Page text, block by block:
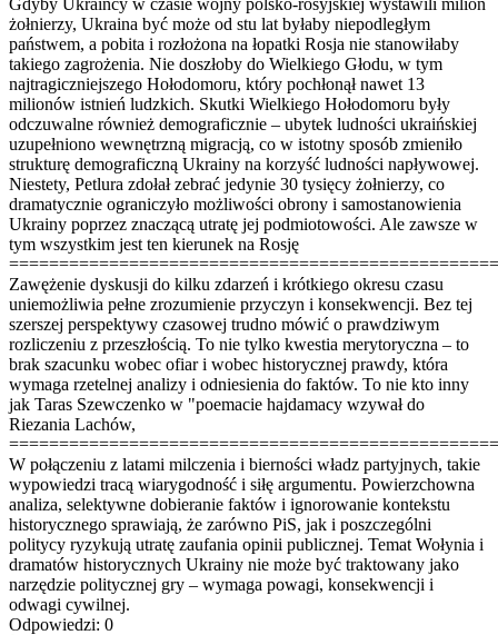
żołnierzy, Ukraina być może od stu lat byłaby niepodległym
państwem, a pobita i rozłożona na łopatki Rosja nie stanowiłaby
takiego zagrożenia. Nie doszłoby do Wielkiego Głodu, w tym
najtragiczniejszego Hołodomoru, który pochłonął nawet 13
milionów istnień ludzkich. Skutki Wielkiego Hołodomoru były
odczuwalne również demograficznie – ubytek ludności ukraińskiej
uzupełniono wewnętrzną migracją, co w istotny sposób zmieniło
strukturę demograficzną Ukrainy na korzyść ludności napływowej.
Niestety, Petlura zdołał zebrać jedynie 30 tysięcy żołnierzy, co
dramatycznie ograniczyło możliwości obrony i samostanowienia
Ukrainy poprzez znaczącą utratę jej podmiotowości. Ale zawsze w
tym wszystkim jest ten kierunek na Rosję
Zawężenie dyskusji do kilku zdarzeń i krótkiego okresu czasu
uniemożliwia pełne zrozumienie przyczyn i konsekwencji. Bez tej
szerszej perspektywy czasowej trudno mówić o prawdziwym
rozliczeniu z przeszłością. To nie tylko kwestia merytoryczna – to
brak szacunku wobec ofiar i wobec historycznej prawdy, która
wymaga rzetelnej analizy i odniesienia do faktów. To nie kto inny
jak Taras Szewczenko w "poemacie hajdamacy wzywał do
Riezania Lachów,
W połączeniu z latami milczenia i bierności władz partyjnych, takie
wypowiedzi tracą wiarygodność i siłę argumentu. Powierzchowna
analiza, selektywne dobieranie faktów i ignorowanie kontekstu
historycznego sprawiają, że zarówno PiS, jak i poszczególni
politycy ryzykują utratę zaufania opinii publicznej. Temat Wołynia i
dramatów historycznych Ukrainy nie może być traktowany jako
narzędzie politycznej gry – wymaga powagi, konsekwencji i
odwagi cywilnej.
Odpowiedzi: 0